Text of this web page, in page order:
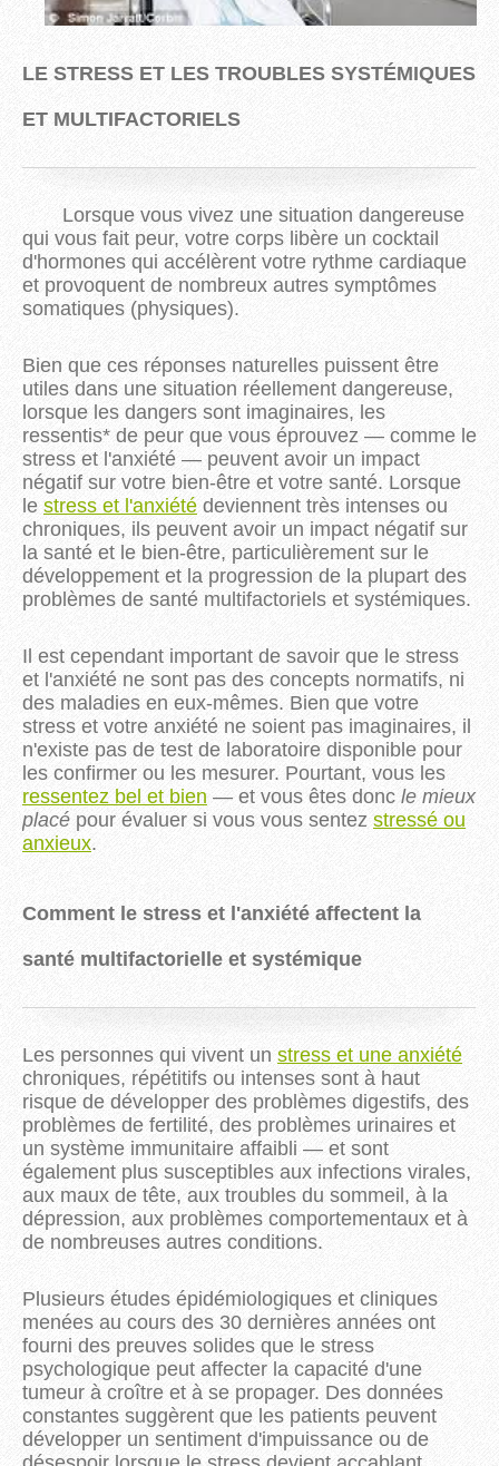
LE STRESS ET LES TROUBLES SYSTÉMIQUES
ET MULTIFACTORIELS
Lorsque vous vivez une situation dangereuse
qui vous fait peur, votre corps libère un cocktail
d'hormones qui accélèrent votre rythme cardiaque
et provoquent de nombreux autres symptômes
somatiques (physiques).
Bien que ces réponses naturelles puissent être
utiles dans une situation réellement dangereuse,
lorsque les dangers sont imaginaires, les
ressentis* de peur que vous éprouvez — comme le
stress et l'anxiété — peuvent avoir un impact
négatif sur votre bien-être et votre santé. Lorsque
le stress et l'anxiété deviennent très intenses ou
chroniques, ils peuvent avoir un impact négatif sur
la santé et le bien-être, particulièrement sur le
développement et la progression de la plupart des
problèmes de santé multifactoriels et systémiques.
Il est cependant important de savoir que le stress
et l'anxiété ne sont pas des concepts normatifs, ni
des maladies en eux-mêmes. Bien que votre
stress et votre anxiété ne soient pas imaginaires, il
n'existe pas de test de laboratoire disponible pour
les confirmer ou les mesurer. Pourtant, vous les
ressentez bel et bien — et vous êtes donc le mieux
placé pour évaluer si vous vous sentez stressé ou
anxieux.
Comment le stress et l'anxiété affectent la
santé multifactorielle et systémique
Les personnes qui vivent un stress et une anxiété
chroniques, répétitifs ou intenses sont à haut
risque de développer des problèmes digestifs, des
problèmes de fertilité, des problèmes urinaires et
un système immunitaire affaibli — et sont
également plus susceptibles aux infections virales,
aux maux de tête, aux troubles du sommeil, à la
dépression, aux problèmes comportementaux et à
de nombreuses autres conditions.
Plusieurs études épidémiologiques et cliniques
menées au cours des 30 dernières années ont
fourni des preuves solides que le stress
psychologique peut affecter la capacité d'une
tumeur à croître et à se propager. Des données
constantes suggèrent que les patients peuvent
développer un sentiment d'impuissance ou de